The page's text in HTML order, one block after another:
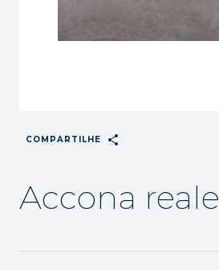
COMPARTILHE share
Accona reale